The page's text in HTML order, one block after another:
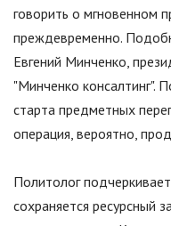
говорить о мгновенном
преждевременно.
Евгений Минченко,
"Минченко консалтинг".
старта предметных
операция, вероятно,
Политолог
сохраняется ресурсный